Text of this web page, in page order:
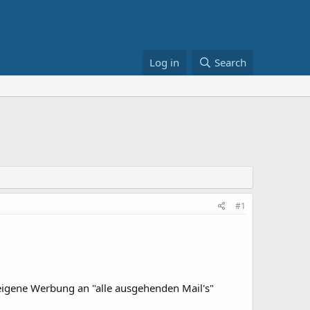
Log in Search
#1
Werbung an "alle ausgehenden Mail's"